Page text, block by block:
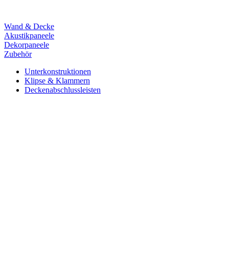
Wand & Decke
Akustikpaneele
Dekorpaneele
Zubehör
Unterkonstruktionen
Klipse & Klammern
Deckenabschlussleisten